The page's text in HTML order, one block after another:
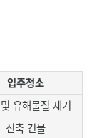
입주청소
유해물질 제거
신축 건물